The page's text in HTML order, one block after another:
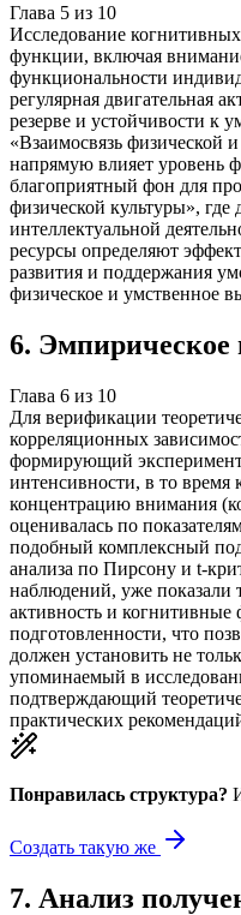
Глава 5 из 10
Исследование
функции, включая
функциональности
регулярная двигательная
резерве и устойчивости к
«Взаимосвязь физической
напрямую влияет уровень
благоприятный фон для
физической культуры»,
интеллектуальной
ресурсы определяют
развития и поддержания
физическое и умственное
6. Эмпирическое
Глава 6 из 10
Для верификации
корреляционных
формирующий
интенсивности, в то время
концентрацию внимания
оценивалась по
подобный комплексный
анализа по Пирсону и t-
наблюдений, уже показали
активность и
подготовленности, что
должен установить не
упоминаемый в
подтверждающий
практических
Понравилась структура?
Создать такую же
7. Анализ